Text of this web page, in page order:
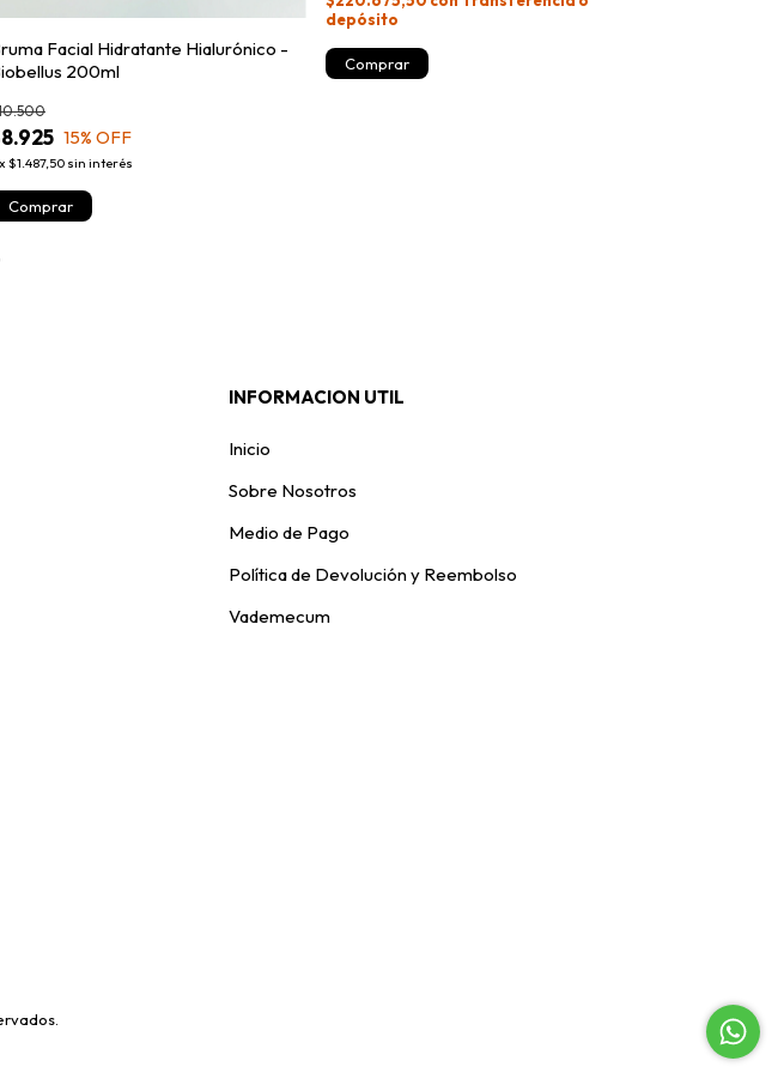
Facial Hidratante Hialurónico -
200ml
15% OFF
x $1.487,50 sin interés
depósito
INFORMACION UTIL
Inicio
Sobre Nosotros
Medio de Pago
Política de Devolución y Reembolso
Vademecum